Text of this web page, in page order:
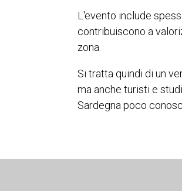
L'evento include
contribuiscono a
zona.
Si tratta quindi di un
ma anche turisti e
Sardegna poco